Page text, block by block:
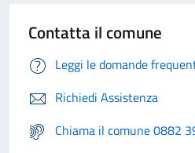
Contatta il comune
Leggi le domande
Richiedi Assistenza
Chiama il comune 0882